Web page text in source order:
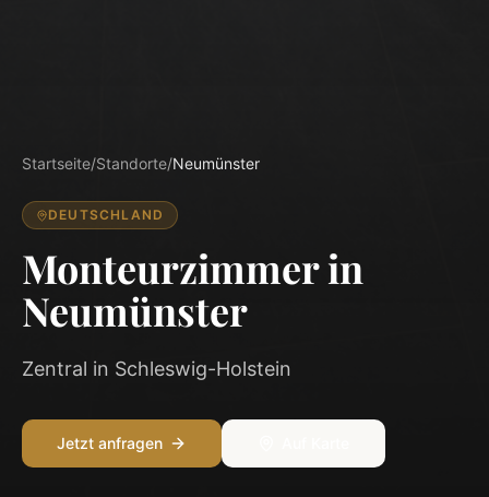
Startseite/Standorte/Neumünster
DEUTSCHLAND
Monteurzimmer in
Neumünster
Zentral in Schleswig-Holstein
Jetzt anfragen